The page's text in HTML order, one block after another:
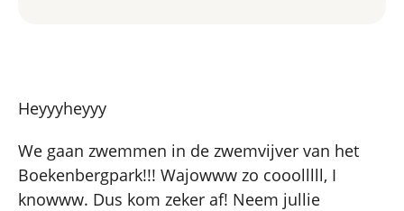
Heyyyheyyy
We gaan zwemmen in de zwemvijver van het
Boekenbergpark!!! Wajowww zo cooolllll, I
knowww. Dus kom zeker af! Neem jullie